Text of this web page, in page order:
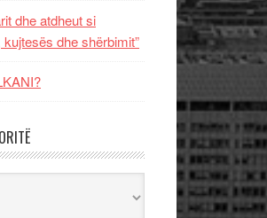
dhe atdheut si
dhe shërbimit”